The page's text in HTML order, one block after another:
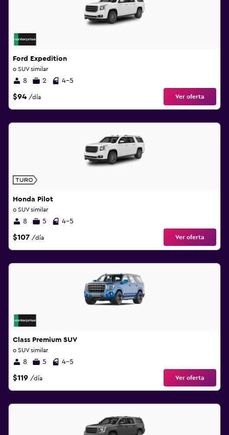
Ford Expedition
o SUV similar
8 2 4-5
$94 /día Ver oferta
Honda Pilot
o SUV similar
8 5 4-5
$107 /día Ver oferta
Class Premium SUV
o SUV similar
8 5 4-5
$119 /día Ver oferta